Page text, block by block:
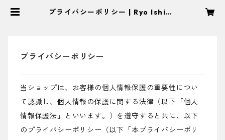
プライバシーポリシー | Ryo Ishiba
プライバシーポリシー
当ショップは、お客様の個人情報保護の重要性につい
て認識し、個人情報の保護に関する法律（以下「個人
情報保護法」といいます。）を遵守すると共に、以下
のプライバシーポリシー（以下「本プライバシーポリ